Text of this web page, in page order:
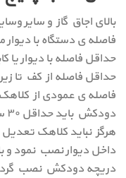
بالای اجاق گاز و سایر
فاصله ی دستگاه با
حداقل فاصله با دیوار یا کابینت
حداقل فاصله از کف تا زیر
فاصله ی عمودی از
دودکش باید حداقل ۳۰ سانتیمتر باشد.
هرگز نباید کلاهک تعدیل
دریچه دودکش نصب